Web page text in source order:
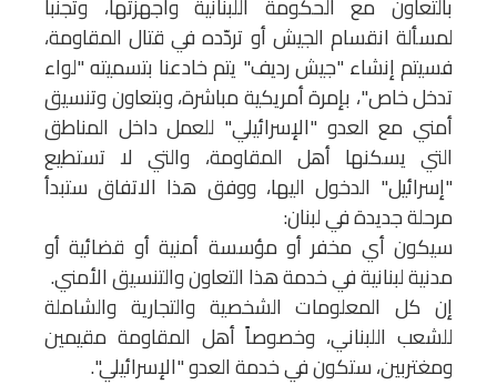
لمسألة انقسام الجيش أو تردّده في قتال المقاومة،
فسيتم إنشاء "جيش رديف" يتم خادعنا بتسميته "لواء
تدخل خاص"، بإمرة أمريكية مباشرة، وبتعاون وتنسيق
أمني مع العدو "الإسرائيلي" للعمل داخل المناطق
التي يسكنها أهل المقاومة، والتي لا تستطيع
"إسرائيل" الدخول اليها، ووفق هذا الاتفاق ستبدأ
مرحلة جديدة في لبنان:
سيكون أي مخفر أو مؤسسة أمنية أو قضائية أو
مدنية لبنانية في خدمة هذا التعاون والتنسيق الأمني.
إن كل المعلومات الشخصية والتجارية والشاملة
للشعب اللبناني، وخصوصاً أهل المقاومة مقيمين
ومغتربين، ستكون في خدمة العدو "الإسرائيلي".